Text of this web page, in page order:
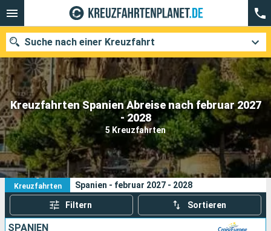
Kreuzfahrten Spanien Abreise nach februar 2027
- 2028
5 Kreuzfahrten
Suche nach einer Kreuzfahrt
Unsere Ziele
Abfahrtsmonat
Häfen Reedereien
Suchen
5
Kreuzfahrten
Ihre Suchkriterien:
Spanien - februar 2027 - 2028
Filtern Sortieren
SPANIEN